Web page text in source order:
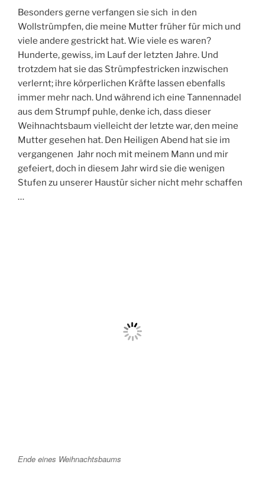
Besonders gerne verfangen sie sich in den
Wollstrümpfen, die meine Mutter früher für mich und
viele andere gestrickt hat. Wie viele es waren?
Hunderte, gewiss, im Lauf der letzten Jahre. Und
trotzdem hat sie das Strümpfestricken inzwischen
verlernt; ihre körperlichen Kräfte lassen ebenfalls
immer mehr nach. Und während ich eine Tannennadel
aus dem Strumpf puhle, denke ich, dass dieser
Weihnachtsbaum vielleicht der letzte war, den meine
Mutter gesehen hat. Den Heiligen Abend hat sie im
vergangenen Jahr noch mit meinem Mann und mir
gefeiert, doch in diesem Jahr wird sie die wenigen
Stufen zu unserer Haustür sicher nicht mehr schaffen
…
Ende eines Weihnachtsbaums